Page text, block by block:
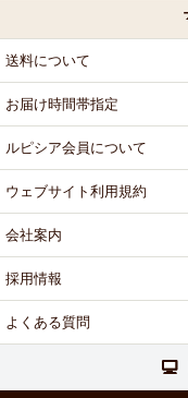
送料について
お届け時間帯指定
ルピシア会員について
ウェブサイト利用規約
会社案内
採用情報
よくある質問